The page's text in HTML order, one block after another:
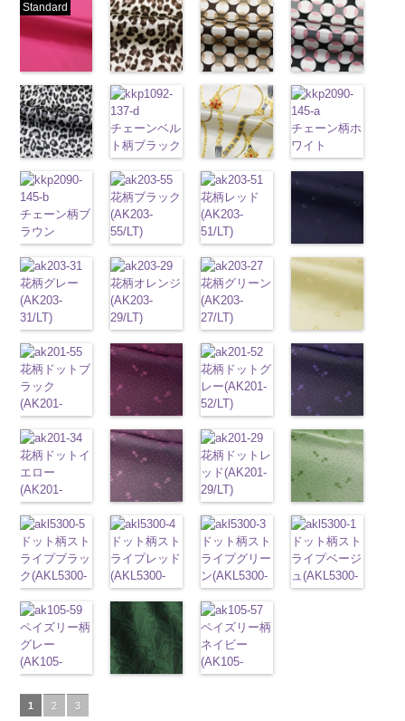
無地 ポリエ
ステル100％
CHARALIST、
DOLCELABY、
FairyRose、
JEANNE、
LUNAMARY、
LUNAMARY
ラージサイ
ズ、
Macolina、
NUDE、
pinkywolman
0
(221/OT)
http://www.anys.co.jp/wp-
content/uploads/2013/04/221.jpg
221 ベージュ
ステル100％
CHARALIST、
d.、
DOLCELABY、
JEANNE、
LUNAMARY、
LUNAMARY
ラージサイ
Macolina、
NUDE、
pinkywolman
0
(19/OT)
http://www.anys.co.jp/wp-
content/uploads/2013/02/19.jpg
19 ブラック
ステル100％
CHARALIST、
d.、
DOLCELABY、
JEANNE、
LUNAMARY、
LUNAMARY
ラージサイ
Macolina、
NUDE、
pinkywolman
0
24-C)
http://
content/uploads/
24-c.jpg
KKP3601-24-
C ブラック×
ホワイト
様 ポリエス
テル100％
DOLCELABY、
FairyRose
6000
(777/OT)
http://www.anys.co.jp/wp-
content/uploads/2013/08/777.jpg
777 ピンク
ステル100％
CHARALIST、
d.、
DOLCELABY、
JEANNE、
LUNAMARY、
LUNAMARY
ラージサイ
Macolina、
NUDE、
pinkywolman
0
Standard
ブラウン
(KKP1092-
55-B/UN)
http://www.anys.co.jp/wp-
55-b.jpg
KKP1092-55-
B ブラウン
レオパード柄
100％
DOLCELABY
6000
柄ベージュ
(KKP1092-
93-C/UN)
http://www.anys.co.jp/wp-
93-c.jpg
KKP1092-93-
C ベージュ
幾何学ドット
テル100％
DOLCELABY
6000
柄ピンク
(KKP1092-
93-D/UN)
http://
93-d.jpg
KKP1092-93-
ピンク
100％
DOLCELABY
グレー
(KKP1092-
55-C/UN)
http://www.anys.co.jp/wp-
55-c.jpg
KKP1092-55-
C グレー
オパード柄
100％
DOLCELABY
6000
チェーンベル
ト柄ブラック
(KKP1092-
137-D/UN)
http://www.anys.co.jp/wp-
content/uploads/2013/08/kkp1092-
137-d.jpg
KKP1092-
137-D ブラッ
ク チェーン
ベルト柄
リエステル
100％
DOLCELABY
6000
ト柄ホワイト
(KKP1092-
137-A/UN)
http://www.anys.co.jp/wp-
137-a.jpg
KKP1092-
137-A ホワイ
ト チェーン
リエステル
100％
DOLCELABY
6000
チェーン柄ホ
ワイト
(KKP2090-
145-A/UN)
http://
content/uploads/
KKP2090-
145-A ホワイ
チェーン
柄
ポリエス
テル100％
DOLCELABY
6000
チェーン柄ブ
ラウン
(KKP21090-
145-B/UN)
http://www.anys.co.jp/wp-
content/uploads/2013/08/kkp2090-
145-b.jpg
KKP2090-
145-B ブラウ
ン チェーン
柄 ポリエス
テル100％
DOLCELABY
6000
花柄ブラック
(AK203-
55/LT)
http://www.anys.co.jp/wp-
content/uploads/2013/05/ak203-
55.jpg
AK203-55
ラック
キュプラ
100％
DOLCELABY、
FairyRose
6000
花柄レッド
(AK203-
51/LT)
http://www.anys.co.jp/wp-
content/uploads/2013/05/ak203-
51.jpg
AK203-51
ッド 花柄
ュプラ100％
DOLCELABY、
FairyRose
6000
(AK203-
50/LT)
http://
content/uploads/
AK203-50 ネ
イビー
キュプラ
100％
FairyRose
6000
花柄グレー
(AK203-
31/LT)
http://www.anys.co.jp/wp-
content/uploads/2013/05/ak203-
31.jpg
AK203-31
レー 花柄
ュプラ100％
DOLCELABY、
FairyRose
6000
花柄オレンジ
(AK203-
29/LT)
http://www.anys.co.jp/wp-
content/uploads/2013/05/ak203-
29.jpg
AK203-29
オ
レンジ
花柄
キュプラ
100％
DOLCELABY、
FairyRose
6000
花柄グリーン
(AK203-
27/LT)
http://www.anys.co.jp/wp-
content/uploads/2013/05/ak203-
27.jpg
AK203-27 グ
リーン
キュプラ
100％
DOLCELABY、
FairyRose
6000
(AK203-
11/LT)
http://
content/uploads/
11 ベージュ
花柄 キュプ
ラ100％
DOLCELABY、
6000
花柄ドットブ
ラック
(AK201-
55/LT)
http://www.anys.co.jp/wp-
content/uploads/2013/04/ak201-
55.jpg
AK201-55
ラック 花柄
ドット キュ
プラ100％
DOLCELABY、
FairyRose
6000
ンク(AK201-
53/LT)
http://www.anys.co.jp/wp-
content/uploads/2013/05/ak201-
AK201-53 ピ
ンク 花柄ド
ット
キュプ
ラ100％
FairyRose
6000
花柄ドットグ
レー(AK201-
52/LT)
http://www.anys.co.jp/wp-
content/uploads/2013/04/ak201-
52.jpg
AK201-52 グ
レー 花柄ド
ット キュプ
ラ100％
DOLCELABY、
FairyRose
6000
イビー
(AK201-
50/LT)
http://
50.jpg
AK201-50 ネ
イビー 花柄
ドット キュ
花柄ドットイ
エロー
(AK201-
34/LT)
http://www.anys.co.jp/wp-
content/uploads/2013/04/ak201-
34.jpg
AK201-34 イ
エロー 花柄
ドット キュ
プラ100％
DOLCELABY、
FairyRose
6000
ープル
(AK201-
33/LT)
http://www.anys.co.jp/wp-
33.jpg
AK201-33 パ
ープル 花柄
ドット
キュ
花柄ドットレ
ッド(AK201-
29/LT)
http://www.anys.co.jp/wp-
content/uploads/2013/04/ak201-
29.jpg
AK201-29 レ
ッド 花柄ド
ット キュプ
ラ100％
DOLCELABY、
FairyRose
6000
リーン
(AK201-
27/LT)
http://
ドット柄スト
ライプブラッ
ク(AKL5300-
5/LT)
http://www.anys.co.jp/wp-
content/uploads/2013/05/akl5300-
5.jpg
AKL5300-5
ブラック ド
ット柄ストラ
イプ キュプ
ドット柄スト
ライプレッド
(AKL5300-
4/LT)
http://www.anys.co.jp/wp-
content/uploads/2013/05/akl5300-
4.jpg
AKL5300-4
レッド ドッ
ドット柄スト
ライプグリー
ン(AKL5300-
3/LT)
http://www.anys.co.jp/wp-
content/uploads/2013/05/akl5300-
3.jpg
AKL5300-3
グリーン ド
ドット柄スト
ライプベージ
ュ(AKL5300-
1/LT)
ペイズリー柄
グレー
(AK105-
59/LT)
http://www.anys.co.jp/wp-
content/uploads/2013/05/ak105-
ペイズリー柄
ネイビー
(AK105-
57/LT)
1 2 3